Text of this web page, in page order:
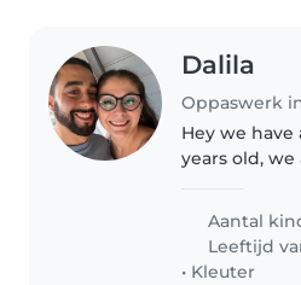
Dalila
Oppaswerk
Hey we
years old,
only 5/6
Sundays from
a curious
Aantal
Leeftijd
• Kleuter